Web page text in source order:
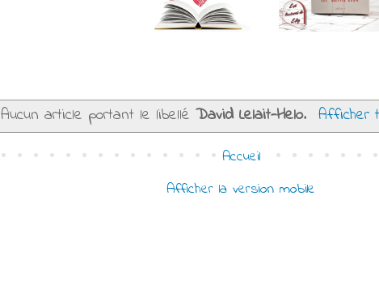
Aucun article portant le libelléDavid Lelait-Helo. Afficher
Accueil
Afficher la version mobile